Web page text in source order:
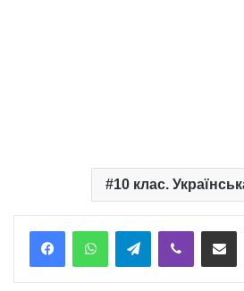
10 клас.
TelegramViber